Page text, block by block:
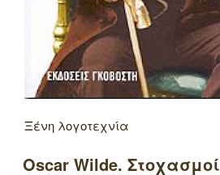
Ξένη λογοτεχνία
Oscar Wilde. Στοχασμοί